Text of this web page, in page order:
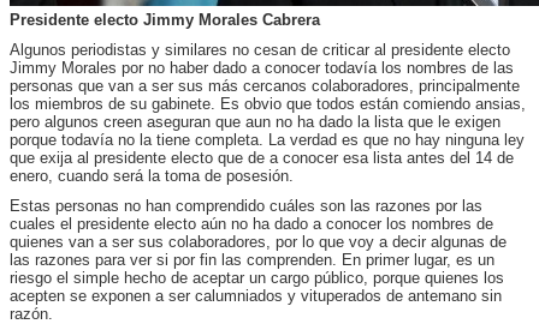
Presidente electo Jimmy Morales Cabrera
Algunos periodistas y similares no cesan de criticar al presidente electo
Jimmy Morales por no haber dado a conocer todavía los nombres de las
personas que van a ser sus más cercanos colaboradores, principalmente
los miembros de su gabinete. Es obvio que todos están comiendo ansias,
pero algunos creen aseguran que aun no ha dado la lista que le exigen
porque todavía no la tiene completa. La verdad es que no hay ninguna ley
que exija al presidente electo que de a conocer esa lista antes del 14 de
enero, cuando será la toma de posesión.
Estas personas no han comprendido cuáles son las razones por las
cuales el presidente electo aún no ha dado a conocer los nombres de
quienes van a ser sus colaboradores, por lo que voy a decir algunas de
las razones para ver si por fin las comprenden. En primer lugar, es un
riesgo el simple hecho de aceptar un cargo público, porque quienes los
acepten se exponen a ser calumniados y vituperados de antemano sin
razón.